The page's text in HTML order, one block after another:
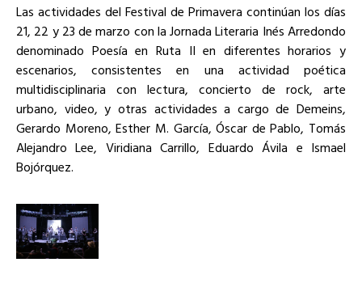
Las actividades del Festival de Primavera continúan los días
21, 22 y 23 de marzo con la Jornada Literaria Inés Arredondo
denominado Poesía en Ruta II en diferentes horarios y
escenarios, consistentes en una actividad poética
multidisciplinaria con lectura, concierto de rock, arte
urbano, video, y otras actividades a cargo de Demeins,
Gerardo Moreno, Esther M. García, Óscar de Pablo, Tomás
Alejandro Lee, Viridiana Carrillo, Eduardo Ávila e Ismael
Bojórquez.